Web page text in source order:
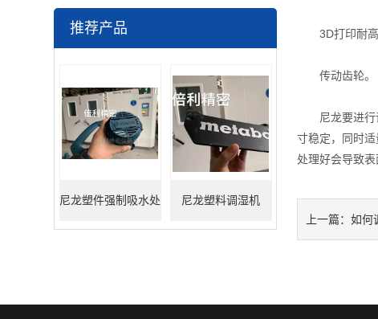
推荐产品
尼龙塑件强制吸水处 尼龙塑料调湿机
3D打印耐高
传动齿轮。
尼龙要进行调
寸稳定，同时
处理好会导致
上一篇： 如何